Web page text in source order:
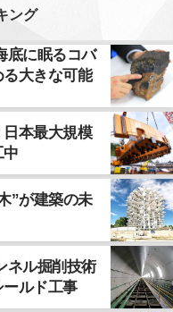
ング
底に眠るコバ
大きな可能
本最大規模
中
”が建築の未
ネル掘削技術
ルド工事